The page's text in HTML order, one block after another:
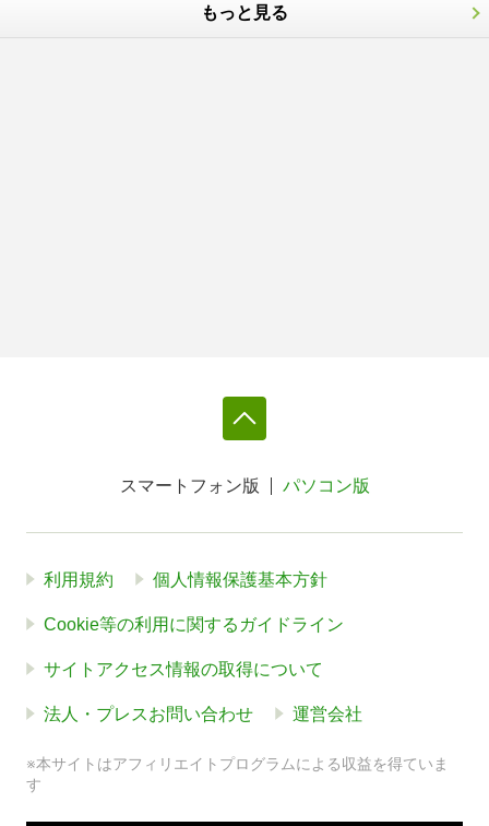
もっと見る
スマートフォン版 パソコン版
利用規約 個人情報保護基本方針
Cookie等の利用に関するガイドライン
サイトアクセス情報の取得について
法人・プレスお問い合わせ 運営会社
※本サイトはアフィリエイトプログラムによる収益を得ていま
す